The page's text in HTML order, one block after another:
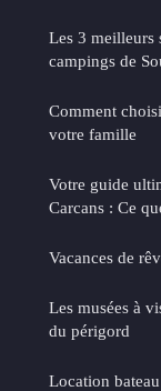
Les 3 meilleurs
campings de
Comment
votre famille
Votre guide
Carcans : Ce
Vacances de
Les musées à
du périgord
Location